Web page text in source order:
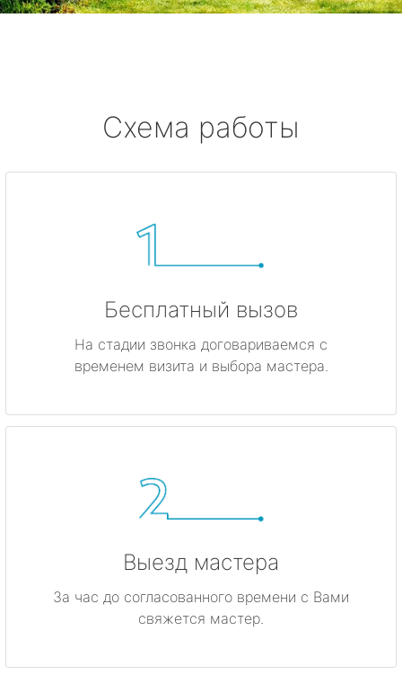
Схема работы
Бесплатный вызов
На стадии звонка договариваемся с
временем визита и выбора мастера.
Выезд мастера
За час до согласованного времени с Вами
свяжется мастер.